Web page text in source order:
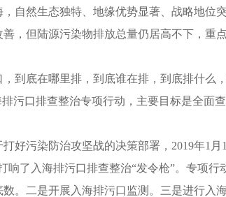
自然生态独特、地缘优势显著、战略地位
，但陆源污染物排放总量仍居高不下，重
到底在哪里排，到底谁在排，到底排什么
污口排查整治专项行动，主要目标是全面
好污染防治攻坚战的决策部署， 2019年1 月
响了入海排污口排查整治“发令枪”。专项行
。二是开展入海排污口监测。三是进行入